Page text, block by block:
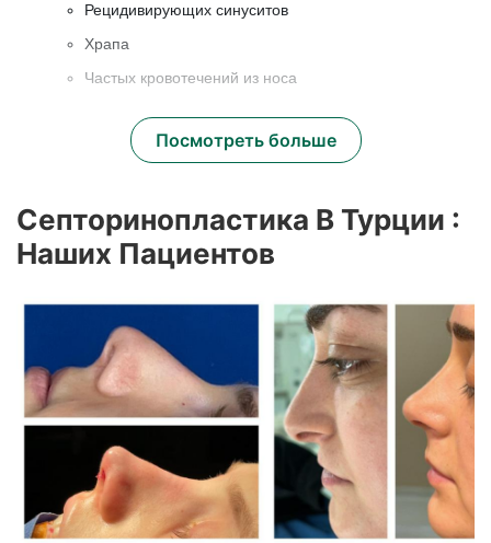
Рецидивирующих синуситов
Храпа
Частых кровотечений из носа
Эстетическое улучшение:
гармоничный, естественный нос
кончик, горбинка, асимметрия).
Выпрямление перегородки для улучшения баланса
Личные результаты, при которых нос выглядит
естественно и неизменно.
Запишитесь на индивидуальную телеконсультацию с
экспертом. Вы узнаете о стоимости, вариантах
проведения операции и возможных результатах в
вашем конкретном случае.
Посмотреть больше
Септоринопластика В Турции :
Наших Пациентов